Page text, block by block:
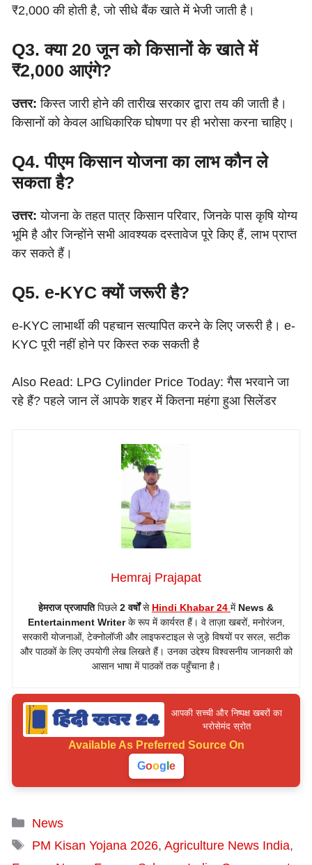
₹2,000 की होती है, जो सीधे बैंक खाते में भेजी जाती है।
Q3. क्या 20 जून को किसानों के खाते में
₹2,000 आएंगे?
उत्तर: किस्त जारी होने की तारीख सरकार द्वारा तय की जाती है।
किसानों को केवल आधिकारिक घोषणा पर ही भरोसा करना चाहिए।
Q4. पीएम किसान योजना का लाभ कौन ले
सकता है?
उत्तर: योजना के तहत पात्र किसान परिवार, जिनके पास कृषि योग्य
भूमि है और जिन्होंने सभी आवश्यक दस्तावेज पूरे किए हैं, लाभ प्राप्त
कर सकते हैं।
Q5. e-KYC क्यों जरूरी है?
e-KYC लाभार्थी की पहचान सत्यापित करने के लिए जरूरी है। e-
KYC पूरी नहीं होने पर किस्त रुक सकती है
Also Read: LPG Cylinder Price Today: गैस भरवाने जा
रहे हैं? पहले जान लें आपके शहर में कितना महंगा हुआ सिलेंडर
Hemraj Prajapat
हेमराज प्रजापतिपिछले2 वर्षोंसे Hindi Khabar 24 में News &
Entertainment Writerके रूप में कार्यरत हैं। वे ताज़ा खबरों, मनोरंजन,
सरकारी योजनाओं, टेक्नोलॉजी और लाइफस्टाइल से जुड़े विषयों पर सरल, सटीक
और पाठकों के लिए उपयोगी लेख लिखते हैं। उनका उद्देश्य विश्वसनीय जानकारी को
आसान भाषा में पाठकों तक पहुँचाना है।
आपकी सच्ची और निष्पक्ष खबरों का
भरोसेमंद स्रोत
Available As Preferred Source On
Goog e
Categories
News
Tags
PM Kisan Yojana 2026, Agriculture News India,